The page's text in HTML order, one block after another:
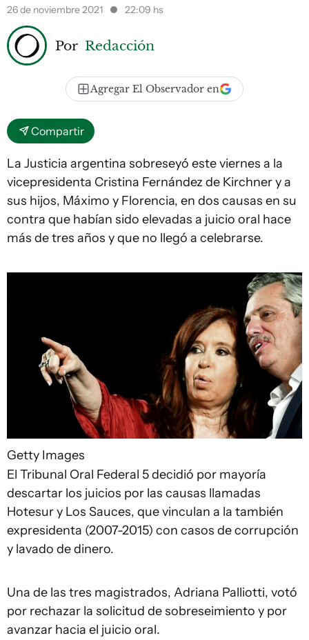
26 de noviembre 2021 22:09 hs
Por Redacción
Agregar El Observador en
Compartir
La Justicia argentina sobreseyó este viernes a la
vicepresidenta Cristina Fernández de Kirchner y a
sus hijos, Máximo y Florencia, en dos causas en su
contra que habían sido elevadas a juicio oral hace
más de tres años y que no llegó a celebrarse.
Getty Images
El Tribunal Oral Federal 5 decidió por mayoría
descartar los juicios por las causas llamadas
Hotesur y Los Sauces, que vinculan a la también
expresidenta (2007-2015) con casos de corrupción
y lavado de dinero.
Una de las tres magistrados, Adriana Palliotti, votó
por rechazar la solicitud de sobreseimiento y por
avanzar hacia el juicio oral.